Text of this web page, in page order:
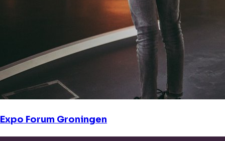
Expo Forum Groningen